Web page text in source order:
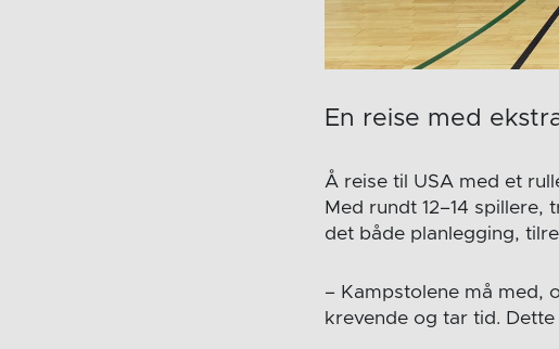
En reise med
Å reise til USA med et
Med rundt 12–14
det både planlegging,
– Kampstolene må med,
krevende og tar tid.